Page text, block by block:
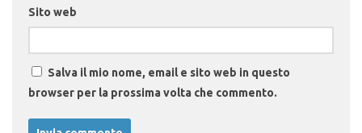
Sito web
Salva il mio nome, email e sito web in questo
browser per la prossima volta che commento.